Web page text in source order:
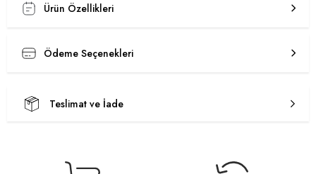
Ürün Özellikleri
Ödeme Seçenekleri
Teslimat ve İade